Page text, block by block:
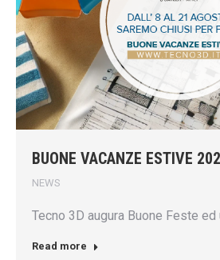
BUONE VACANZE ESTIVE
NEWS
Tecno 3D augura Buone Feste
Read more